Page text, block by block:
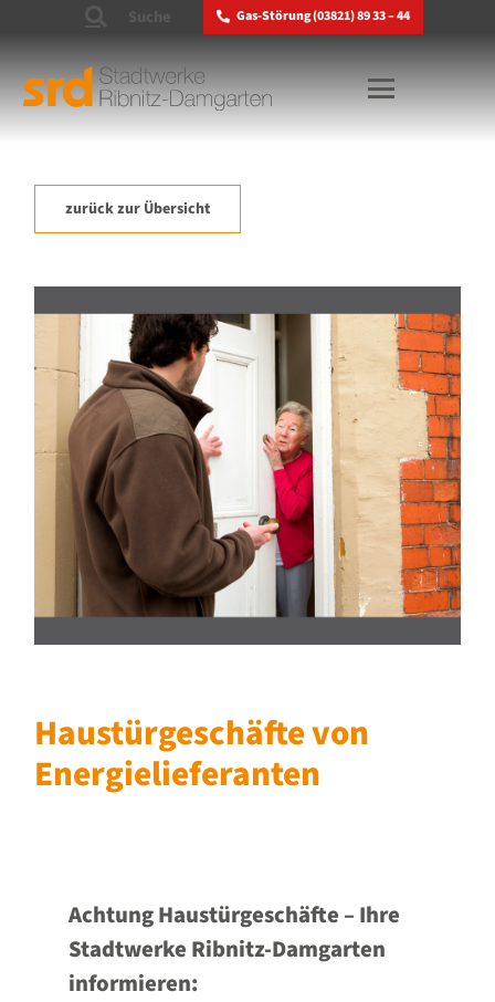
Gas-Störung (03821) 89 33 – 44
zurück zur Übersicht
Haustürgeschäfte von
Energielieferanten
Achtung Haustürgeschäfte – Ihre
Stadtwerke Ribnitz-Damgarten
informieren: